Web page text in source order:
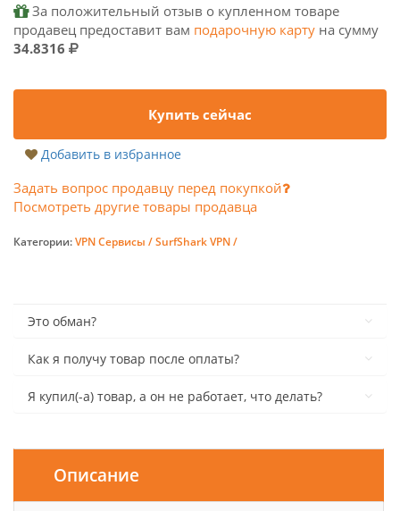
За положительный отзыв о купленном товаре
продавец предоставит вам подарочную карту на сумму
34.8316
Купить сейчас
Добавить в избранное
Задать вопрос продавцу перед покупкой
Посмотреть другие товары продавца
Категории:VPN Сервисы /SurfShark VPN /
Это обман?
Как я получу товар после оплаты?
Я купил(-а) товар, а он не работает, что делать?
Описание